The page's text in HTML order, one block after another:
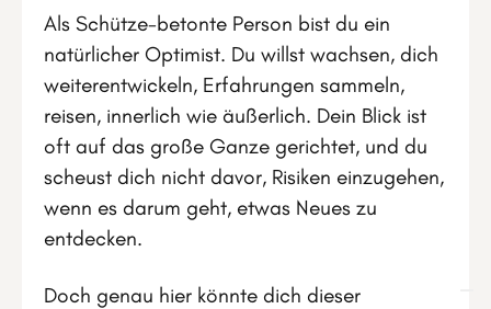
Als Schütze-betonte Person bist du ein
natürlicher Optimist. Du willst wachsen, dich
weiterentwickeln, Erfahrungen sammeln,
reisen, innerlich wie äußerlich. Dein Blick ist
oft auf das große Ganze gerichtet, und du
scheust dich nicht davor, Risiken einzugehen,
wenn es darum geht, etwas Neues zu
entdecken.
Doch genau hier könnte dich dieser